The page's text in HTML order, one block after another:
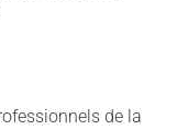
de la